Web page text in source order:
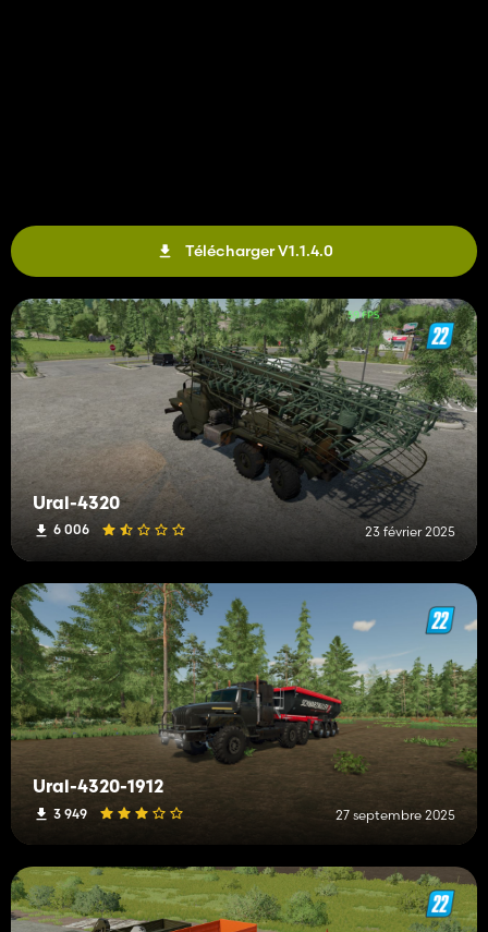
Télécharger V1.1.4.0
Ural-4320
6 006 23 février 2025
Ural-4320-1912
3 949 27 septembre 2025